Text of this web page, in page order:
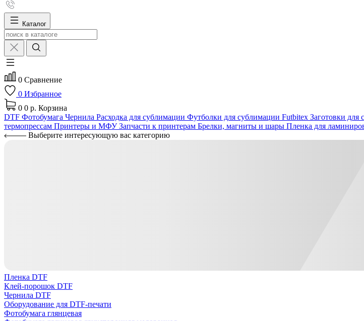
Каталог
0 Сравнение
0 Избранное
0 0 р. Корзина
DTF Фотобумага Чернила Расходка для сублимации Футболки для сублимации Futbitex Заготовки для
термопрессам Принтеры и МФУЗапчасти к принтерам Брелки, магниты и шары Пленка для
Выберите интересующую вас категорию
Пленка DTF
Клей-порошок DTF
Чернила DTF
Оборудование для DTF-печати
Фотобумага глянцевая